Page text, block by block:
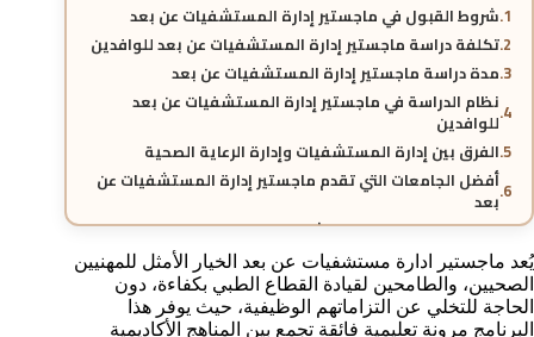
شروط القبول في ماجستير إدارة المستشفيات عن بعد
تكلفة دراسة ماجستير إدارة المستشفيات عن بعد للوافدين
مدة دراسة ماجستير إدارة المستشفيات عن بعد
نظام الدراسة في ماجستير إدارة المستشفيات عن بعد
للوافدين
الفرق بين إدارة المستشفيات وإدارة الرعاية الصحية
أفضل الجامعات التي تقدم ماجستير إدارة المستشفيات عن
بعد
هل ماجستير إدارة المستشفيات عن بعد معتمد؟
فرص العمل بعد ماجستير إدارة المستشفيات
خطوات ومواعيد التقديم علي ماجستير إدارة المستشفيات
عن بعد
يُعد ماجستير ادارة مستشفيات عن بعد الخيار الأمثل للمهنيين
الصحيين، والطامحين لقيادة القطاع الطبي بكفاءة، دون
الحاجة للتخلي عن التزاماتهم الوظيفية، حيث يوفر هذا
البرنامج مرونة تعليمية فائقة تجمع بين المناهج الأكاديمية